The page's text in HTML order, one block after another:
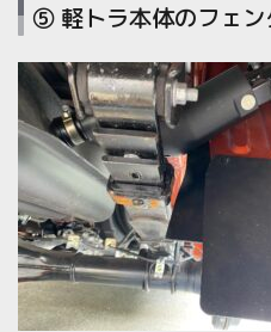
⑤ 軽トラ本体のフェン